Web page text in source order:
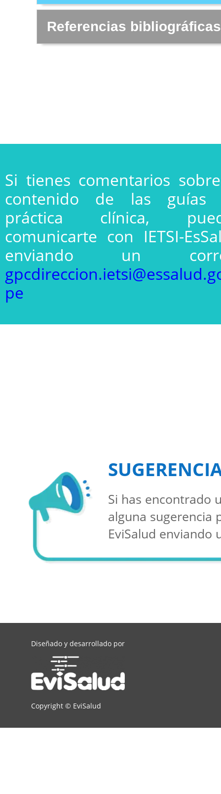
Referencias bibliográficas
Si tienes comentarios
contenido de las guías
práctica clínica,
comunicarte con IETSI-
enviando un
pe
Si has encontrado
alguna sugerencia
EviSalud enviando
Diseñado y desarrollado por
Copyright © EviSalud